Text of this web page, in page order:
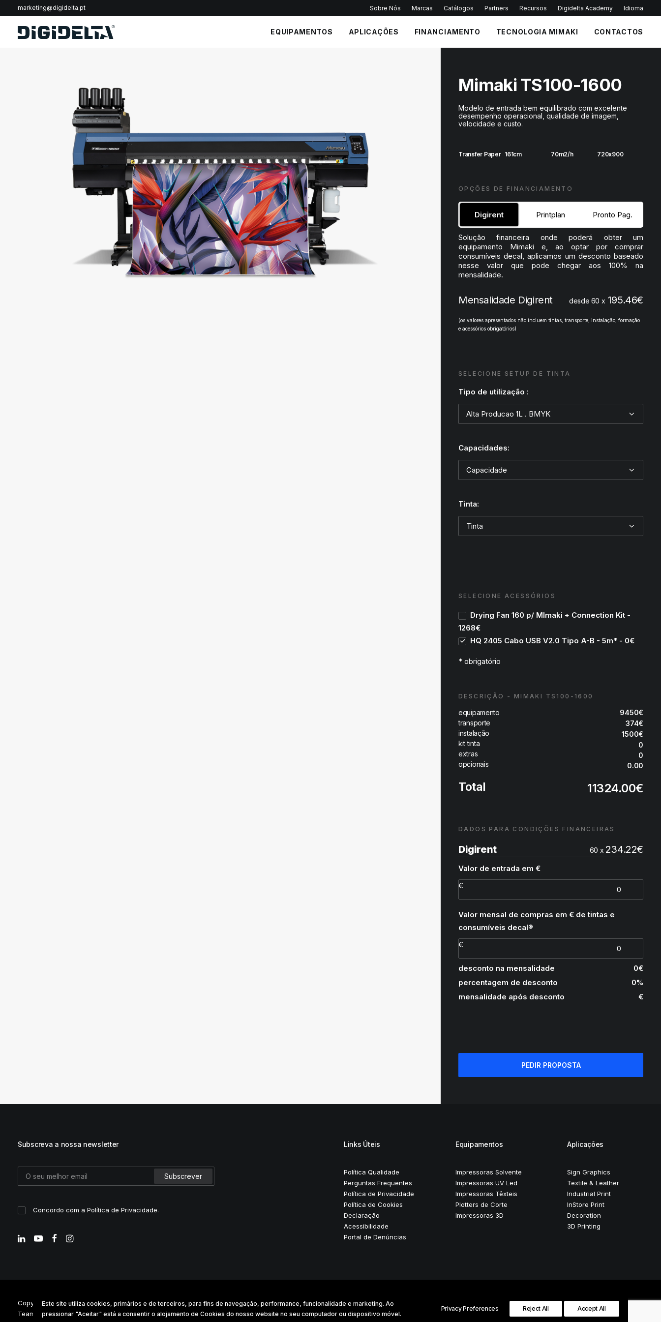
marketing@digidelta.pt Sobre Nós Marcas Catálogos Partners Recursos Digidelta Academy Idioma
EQUIPAMENTOS APLICAÇÕES FINANCIAMENTO TECNOLOGIA MIMAKI CONTACTOS
Mimaki TS100-1600
Modelo de entrada bem equilibrado com excelente
desempenho operacional, qualidade de imagem,
velocidade e custo.
Transfer Paper 161cm 70m2/h 720x900
OPÇÕES DE FINANCIAMENTO
Digirent Printplan Pronto Pag.
Solução financeira onde poderá obter um
equipamento Mimaki e, ao optar por comprar
consumíveis decal, aplicamos um desconto baseado
nesse valor que pode chegar aos 100% na
mensalidade.
Mensalidade Digirent desde 60 x 195.46€
(os valores apresentados não incluem tintas, transporte, instalação, formação
e acessórios obrigatórios)
SELECIONE SETUP DE TINTA
Tipo de utilização :
Capacidades:
Tinta:
SELECIONE ACESSÓRIOS
Drying Fan 160 p/ MImaki + Connection Kit -
1268€
HQ 2405 Cabo USB V2.0 Tipo A-B - 5m* - 0€
* obrigatório
DESCRIÇÃO - MIMAKI TS100-1600
equipamento
transporte
instalação
kit tinta
extras
opcionais
Total
9450€
374€
1500€
0
0
0.00
11324.00€
DADOS PARA CONDIÇÕES FINANCEIRAS
Digirent 60 x 234.22€
Valor de entrada em €
Valor mensal de compras em € de tintas e
consumíveis decal®
desconto na mensalidade 0€
percentagem de desconto
0%
mensalidade após desconto
€
PEDIR PROPOSTA
Subscreva a nossa newsletter
Concordo com aPolítica de Privacidade.
Links Úteis
Política Qualidade
Perguntas Frequentes
Política de Privacidade
Política de Cookies
Declaração
Acessibilidade
Portal de Denúncias
Equipamentos
Impressoras Solvente
Impressoras UV Led
Impressoras Têxteis
Plotters de Corte
Impressoras 3D
Aplicações
Sign Graphics
Textile & Leather
Industrial Print
InStore Print
Decoration
3D Printing
Copyright © 2025 . Digidelta Digital Dimension . Design & Development by Digidelta Marketing
Team
Este site utiliza cookies, primários e de terceiros, para fins de navegação, performance, funcionalidade e marketing. Ao
pressionar "Aceitar" está a consentir o alojamento de Cookies do nosso website no seu computador ou dispositivo móvel.
Privacy Preferences Reject All Accept All